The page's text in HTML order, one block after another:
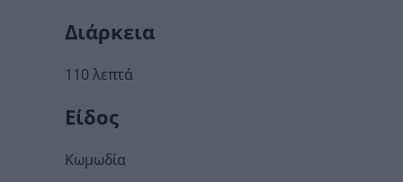
Διάρκεια
110 λεπτά
Είδος
Κωμωδία